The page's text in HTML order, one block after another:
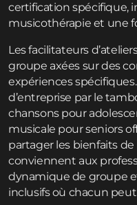
certification spécifique,
musicothérapie et une
Les facilitateurs
groupe axées sur des
expériences
d’entreprise par le
chansons pour
musicale pour seniors
partager les bienfaits de
conviennent aux
dynamique de groupe
inclusifs où chacun